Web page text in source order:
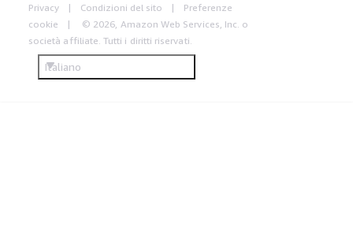
Privacy Condizioni del sito
Preferenze
cookie
© 2026, Amazon Web Services, Inc. o
società affiliate. Tutti i diritti riservati.
Italiano